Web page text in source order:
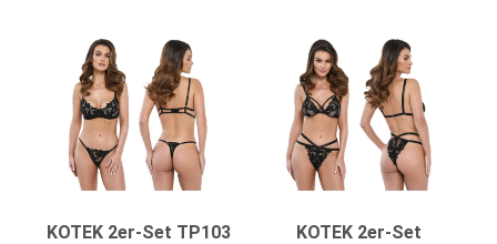
KOTEK 2er-Set TP103
KOTEK 2er-Set